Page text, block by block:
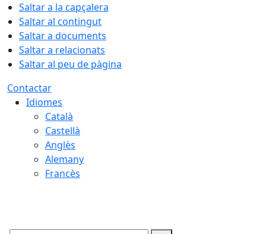
Saltar a la capçalera
Saltar al contingut
Saltar a documents
Saltar a relacionats
Saltar al peu de pàgina
Contactar
Idiomes
Català
Castellà
Anglès
Alemany
Francès